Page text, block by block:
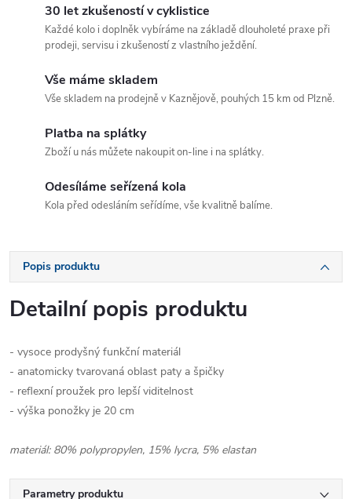
30 let zkušeností v cyklistice
Každé kolo i doplněk vybíráme na základě dlouholeté praxe při
prodeji, servisu i zkušeností z vlastního ježdění.
Vše máme skladem
Vše skladem na prodejně v Kaznějově, pouhých 15 km od Plzně.
Platba na splátky
Zboží u nás můžete nakoupit on-line i na splátky.
Odesíláme seřízená kola
Kola před odesláním seřídíme, vše kvalitně balíme.
Popis produktu
Detailní popis produktu
- vysoce prodyšný funkční materiál
- anatomicky tvarovaná oblast paty a špičky
- reflexní proužek pro lepší viditelnost
- výška ponožky je 20 cm
materiál: 80% polypropylen, 15% lycra, 5% elastan
Parametry produktu